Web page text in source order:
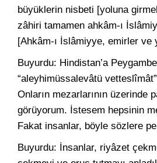
büyüklerin nisbeti [yoluna
zâhiri tamamen ahkâm-ı
[Ahkâm-ı İslâmiyye, emirler ve
Buyurdu: Hindistan’a
“aleyhimüssalevâtü
Onların mezarlarının üzerinde
görüyorum. İstesem hepsinin
Fakat insanlar, böyle sözlere
Buyurdu: İnsanlar, riyâzet